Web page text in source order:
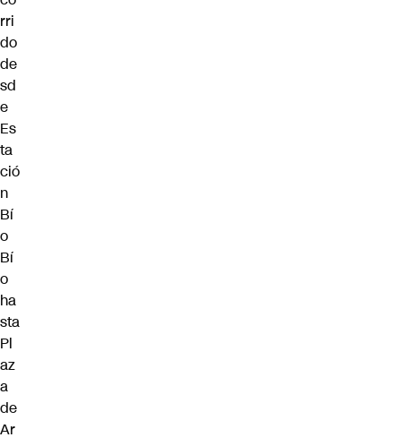
rri
do
de
sd
e
Es
ta
ció
n
Bí
o
Bí
o
ha
sta
Pl
az
a
de
Ar